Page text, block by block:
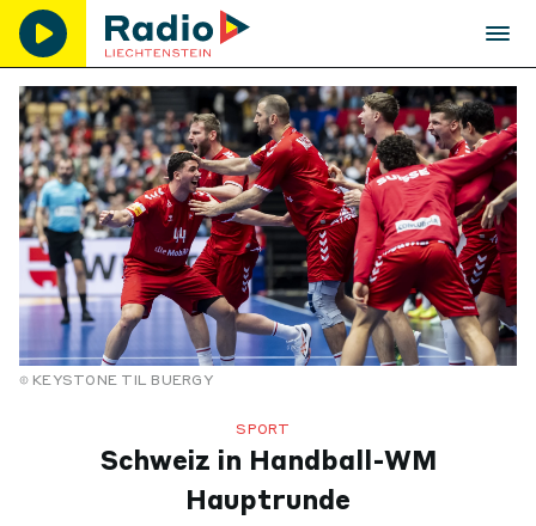
KEYSTONE TIL BUERGY
SPORT
Schweiz in Handball-WM
Hauptrunde